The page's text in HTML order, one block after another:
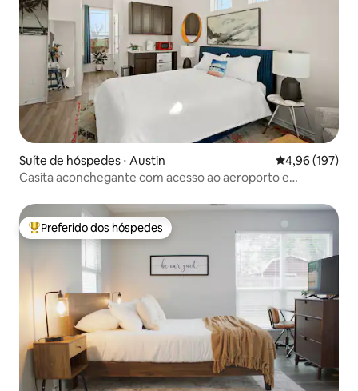
Suíte de hóspedes ⋅ Austin 4,96 de uma
4,96 (197)
Casita aconchegante com acesso ao aeroporto e
Entre os melhores preferidos dos hóspedes
Preferido dos hóspedes